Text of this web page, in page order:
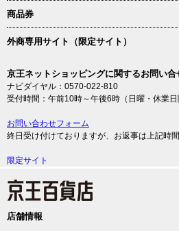
商品券
外商専用サイト（限定サイト）
京王ネットショッピングに関するお問い合
ナビダイヤル：0570-022-810
受付時間：午前10時～午後6時（日曜・休業日
お問い合わせフォーム
終日受け付けておりますが、お返事は上記時間
限定サイト
店舗情報